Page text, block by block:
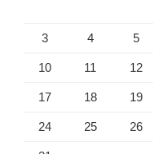
3 4 5
10 11 12
17 18 19
24 25 26